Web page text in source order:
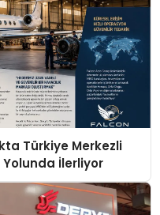
Türkiye Merkezli
Yolunda İlerliyor